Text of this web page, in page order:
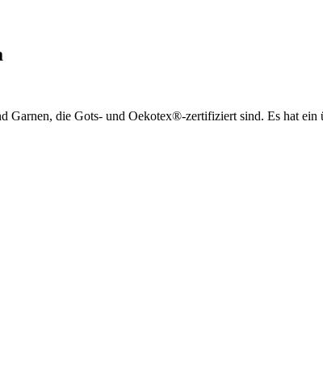
die Gots- und Oekotex®-zertifiziert sind. Es hat